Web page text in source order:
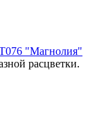
"Магнолия"
расцветки.